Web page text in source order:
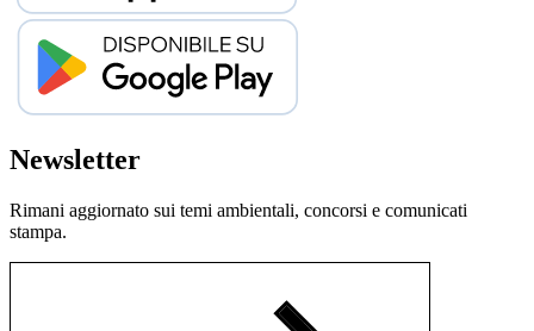
Newsletter
Rimani aggiornato sui temi ambientali, concorsi e comunicati
stampa.